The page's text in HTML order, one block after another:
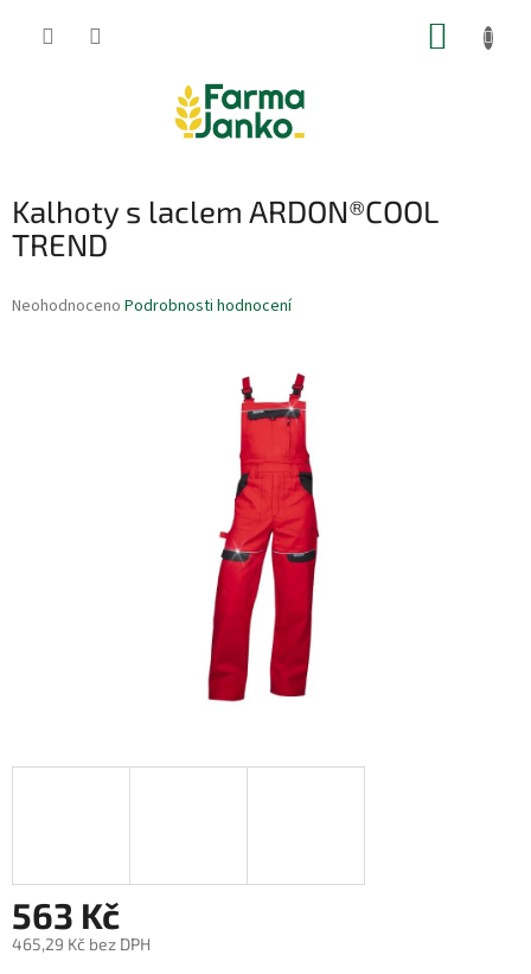
Kalhoty s laclem ARDON®COOL
TREND
Průměrné
Neohodnoceno Podrobnosti hodnocení
563 Kč
465,29 Kč bez DPH